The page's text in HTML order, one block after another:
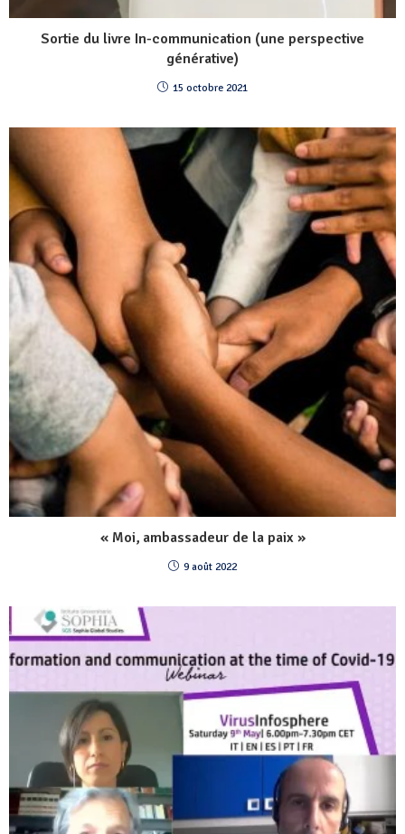
Sortie du livre In-communication (une perspective
générative)
15 octobre 2021
« Moi, ambassadeur de la paix »
9 août 2022